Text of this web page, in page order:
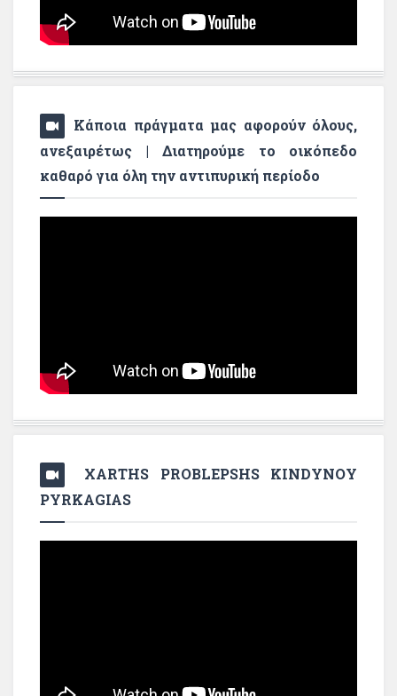
Κάποια πράγματα μας αφορούν όλους,
ανεξαιρέτως | Διατηρούμε το οικόπεδο
καθαρό για όλη την αντιπυρική περίοδο
XARTHS PROBLEPSHS KINDYNOY
PYRKAGIAS